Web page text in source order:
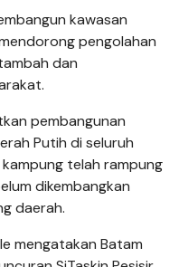
kawasan
pengolahan
dan
pembangunan
Putih di seluruh
telah rampung
dikembangkan
daerah.
mengatakan Batam